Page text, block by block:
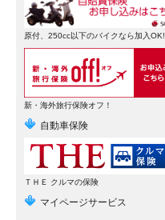
原付、250cc以下のバイクなら加入OK!
新・海外旅行保険オフ！
自動車保険
ＴＨＥ クルマの保険
マイページサービス